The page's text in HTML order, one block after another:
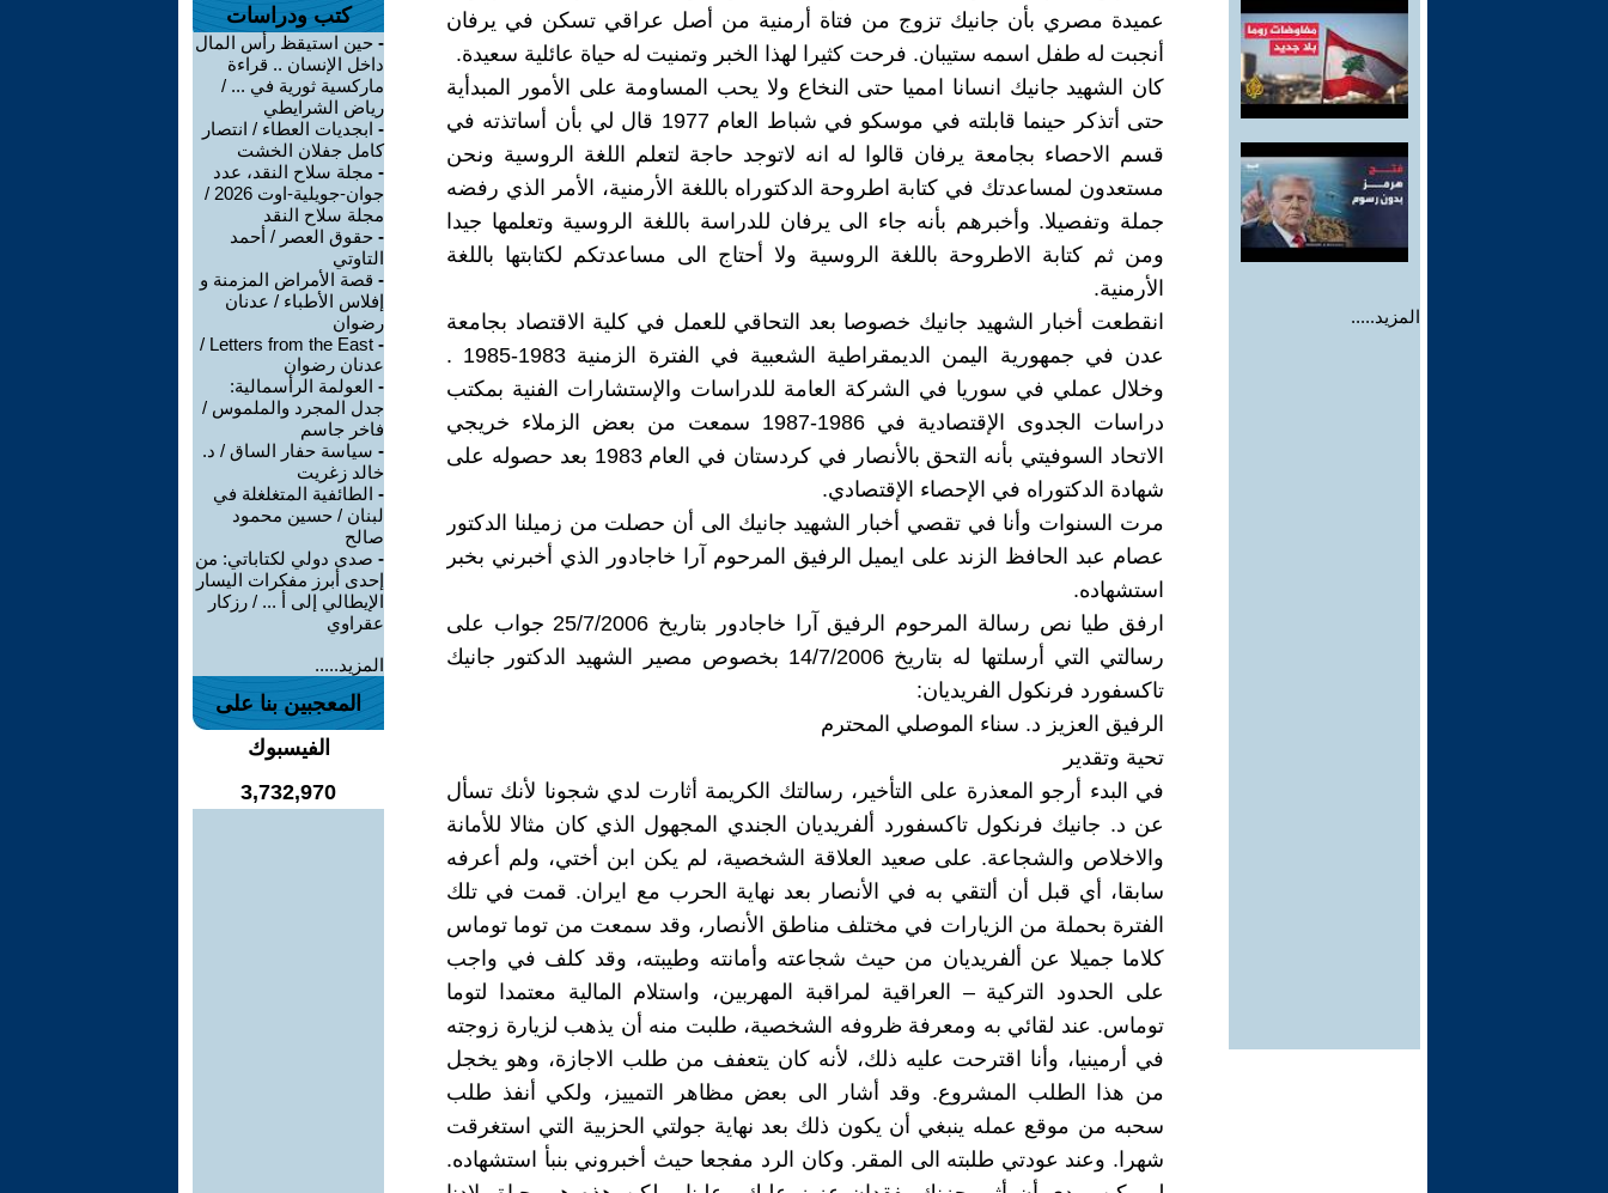
المزيد.....
عميدة مصري بأن جانيك تزوج من فتاة أرمنية من أصل عراقي تسكن في يرفان
أنجبت له طفل اسمه ستيبان. فرحت كثيرا لهذا الخبر وتمنيت له حياة عائلية سعيدة.
كان الشهيد جانيك انسانا امميا حتى النخاع ولا يحب المساومة على الأمور المبدأية
حتى أتذكر حينما قابلته في موسكو في شباط العام 1977 قال لي بأن أساتذته في
قسم الاحصاء بجامعة يرفان قالوا له انه لاتوجد حاجة لتعلم اللغة الروسية ونحن
مستعدون لمساعدتك في كتابة اطروحة الدكتوراه باللغة الأرمنية، الأمر الذي رفضه
جملة وتفصيلا. وأخبرهم بأنه جاء الى يرفان للدراسة باللغة الروسية وتعلمها جيدا
ومن ثم كتابة الاطروحة باللغة الروسية ولا أحتاج الى مساعدتكم لكتابتها باللغة
الأرمنية.
انقطعت أخبار الشهيد جانيك خصوصا بعد التحاقي للعمل في كلية الاقتصاد بجامعة
عدن في جمهورية اليمن الديمقراطية الشعبية في الفترة الزمنية 1983-1985 .
وخلال عملي في سوريا في الشركة العامة للدراسات والإستشارات الفنية بمكتب
دراسات الجدوى الإقتصادية في 1986-1987 سمعت من بعض الزملاء خريجي
الاتحاد السوفيتي بأنه التحق بالأنصار في كردستان في العام 1983 بعد حصوله على
شهادة الدكتوراه في الإحصاء الإقتصادي.
مرت السنوات وأنا في تقصي أخبار الشهيد جانيك الى أن حصلت من زميلنا الدكتور
عصام عبد الحافظ الزند على ايميل الرفيق المرحوم آرا خاجادور الذي أخبرني بخبر
استشهاده.
ارفق طيا نص رسالة المرحوم الرفيق آرا خاجادور بتاريخ 25/7/2006 جواب على
رسالتي التي أرسلتها له بتاريخ 14/7/2006 بخصوص مصير الشهيد الدكتور جانيك
تاكسفورد فرنكول الفريديان:
الرفيق العزيز د. سناء الموصلي المحترم
تحية وتقدير
في البدء أرجو المعذرة على التأخير، رسالتك الكريمة أثارت لدي شجونا لأنك تسأل
عن د. جانيك فرنكول تاكسفورد ألفريديان الجندي المجهول الذي كان مثالا للأمانة
والاخلاص والشجاعة. على صعيد العلاقة الشخصية، لم يكن ابن أختي، ولم أعرفه
سابقا، أي قبل أن ألتقي به في الأنصار بعد نهاية الحرب مع ايران. قمت في تلك
الفترة بحملة من الزيارات في مختلف مناطق الأنصار، وقد سمعت من توما توماس
كلاما جميلا عن ألفريديان من حيث شجاعته وأمانته وطيبته، وقد كلف في واجب
على الحدود التركية – العراقية لمراقبة المهربين، واستلام المالية معتمدا لتوما
توماس. عند لقائي به ومعرفة ظروفه الشخصية، طلبت منه أن يذهب لزيارة زوجته
في أرمينيا، وأنا اقترحت عليه ذلك، لأنه كان يتعفف من طلب الاجازة، وهو يخجل
من هذا الطلب المشروع. وقد أشار الى بعض مظاهر التمييز، ولكي أنفذ طلب
سحبه من موقع عمله ينبغي أن يكون ذلك بعد نهاية جولتي الحزبية التي استغرقت
شهرا. وعند عودتي طلبته الى المقر. وكان الرد مفجعا حيث أخبروني بنبأ استشهاده.
كتب ودراسات
- حين استيقظ رأس المال
داخل الإنسان .. قراءة
ماركسية ثورية في ... /
رياض الشرايطي
- ابجديات العطاء / انتصار
كامل جفلان الخشت
- مجلة سلاح النقد، عدد
جوان-جويلية-اوت 2026 /
مجلة سلاح النقد
- حقوق العصر / أحمد
التاوتي
- قصة الأمراض المزمنة و
إفلاس الأطباء / عدنان
رضوان
-
Letters from the East /
عدنان رضوان
- العولمة الرأسمالية:
جدل المجرد والملموس /
فاخر جاسم
- سياسة حفار الساق / د.
خالد زغريت
- الطائفية المتغلغلة في
لبنان / حسين محمود
صالح
- صدى دولي لكتاباتي: من
إحدى أبرز مفكرات اليسار
الإيطالي إلى أ ... / رزكار
عقراوي
المزيد.....
المعجبين بنا على
الفيسبوك
3,732,970